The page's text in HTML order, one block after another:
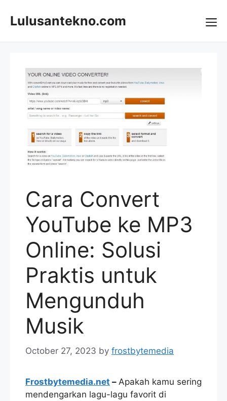
Lulusantekno.com
Cara Convert
YouTube ke MP3
Online: Solusi
Praktis untuk
Mengunduh
Musik
October 27, 2023 by frostbytemedia
Frostbytemedia.net – Apakah kamu sering
mendengarkan lagu-lagu favorit di